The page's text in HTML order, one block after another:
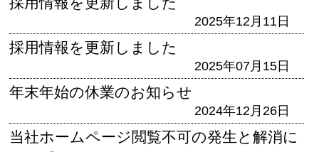
2025年12月11日
採用情報を更新しました
2025年07月15日
年末年始の休業のお知らせ
2024年12月26日
当社ホームページ閲覧不可の発生と解消に